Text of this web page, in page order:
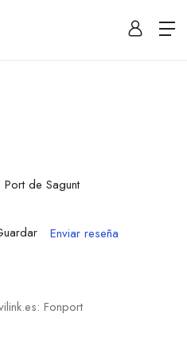
de Sagunt
Enviar reseña
Fonport